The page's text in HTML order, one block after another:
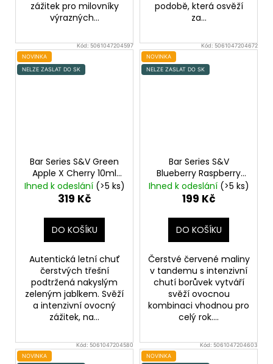
zážitek pro milovníky
výrazných...
podobě, která osvěží
za...
Kód: 5061047204597
NOVINKA
NELZE ZASLAT DO SK
Bar Series S&V Green
Apple X Cherry 10ml
Zelené jablko a třešeň
Ihned k odeslání (>5 ks)
319 Kč
DO KOŠÍKU
Autentická letní chuť
čerstvých třešní
podtržená nakyslým
zeleným jablkem. Svěží
a intenzivní ovocný
zážitek, na...
Kód: 5061047204672
NOVINKA
NELZE ZASLAT DO SK
Bar Series S&V
Blueberry Raspberry
10ml Borůvka a malina
Ihned k odeslání (>5 ks)
199 Kč
DO KOŠÍKU
Čerstvé červené maliny
v tandemu s intenzivní
chutí borůvek vytváří
svěží ovocnou
kombinaci vhodnou pro
celý rok....
Kód:5061047204580
NOVINKA
Kód:5061047204603
NOVINKA